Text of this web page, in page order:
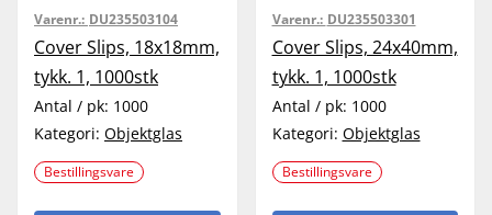
Varenr.: DU235503104
Cover Slips, 18x18mm,
tykk. 1, 1000stk
Antal / pk: 1000
Kategori: Objektglas
Bestillingsvare
Varenr.: DU235503301
Cover Slips, 24x40mm,
tykk. 1, 1000stk
Antal / pk: 1000
Kategori: Objektglas
Bestillingsvare